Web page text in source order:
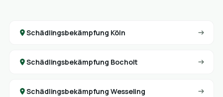
Schädlingsbekämpfung Köln
Schädlingsbekämpfung Bocholt
Schädlingsbekämpfung Wesseling